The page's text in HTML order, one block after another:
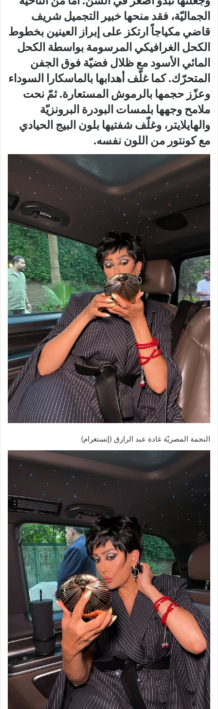
الجماليّة، فقد منحها خبير التجميل شريف
قاضي مكياجاً ارتكز على إبراز العينين بخطوط
الكحل الغرافيكي المرسومة بواسطة الكحل
المائي الأسود مع ظلال فضيّة فوق الجفن
المتحرّك. كما غلّف أهدابها بالماسكارا السوداء
وعزّز حجمها بالرموش المستعارة. ثمّ نحت
ملامح وجهها بلمسات البودرة البرونزيّة
والهايلايتر، وغلّف شفتيها بلون البيج الحيادي
مع كونتور من اللون نفسه.
النجمة المصريّة غادة عبد الرازق (إنستغرام)